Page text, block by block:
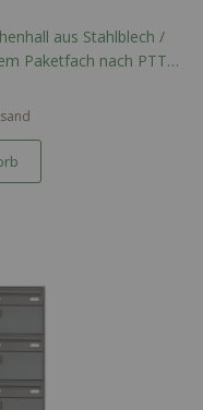
/
Paketfach nach PTT